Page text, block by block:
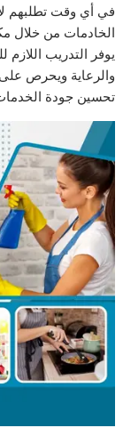
في أي وقت تطلبهم
الخادمات من خلال
يوفر التدريب
والرعاية ويحرص
تحسين جودة